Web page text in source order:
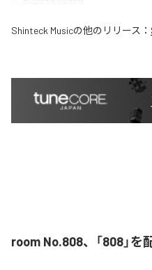
Shinteck Musicの他のリリース：
room No.808、「808」を